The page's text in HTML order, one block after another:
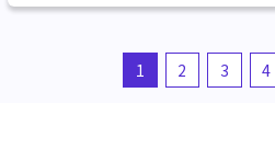
1 2 3 4